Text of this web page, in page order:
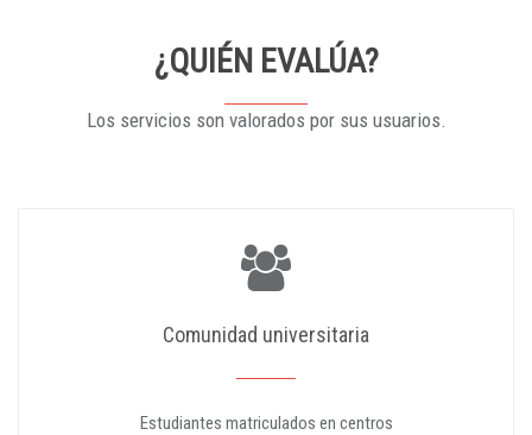
¿QUIÉN EVALÚA?
Los servicios son valorados por sus usuarios.
Comunidad universitaria
Estudiantes matriculados en centros